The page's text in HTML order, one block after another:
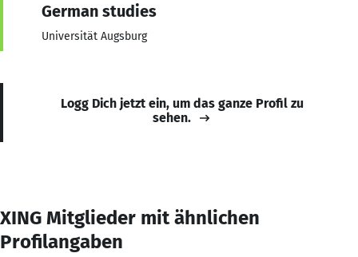
German studies
Universität Augsburg
Logg Dich jetzt ein, um das ganze Profil zu
sehen.
XING Mitglieder mit ähnlichen
Profilangaben